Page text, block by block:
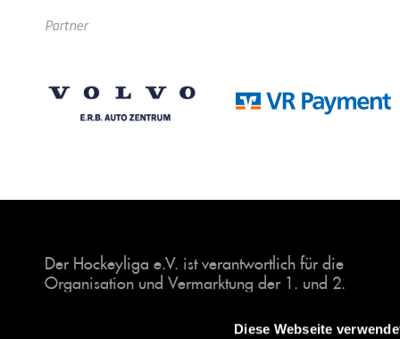
Diese Webseite
Partner
Der Hockeyliga e.V. ist verantwortlich für die
Organisation und Vermarktung der 1. und 2.
Halle. Insgesamt sind über 60 Vereine unter dem